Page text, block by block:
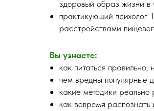
здоровый образ жизни в
практикующий психолог
расстройствами
Вы узнаете:
как питаться правильно,
чем вредны популярные
какие методики
как вовремя распознать